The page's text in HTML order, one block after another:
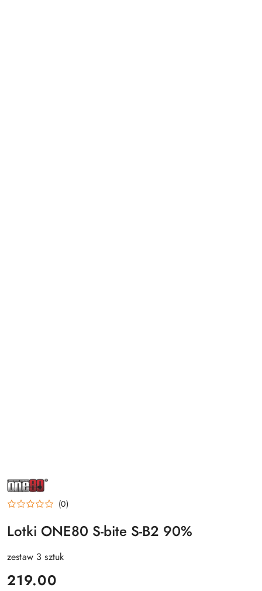
NAZWA
PRODUCENTA:
ONE80
(0)
Lotki ONE80 S-bite S-B2 90%
zestaw 3 sztuk
cena:
219.00